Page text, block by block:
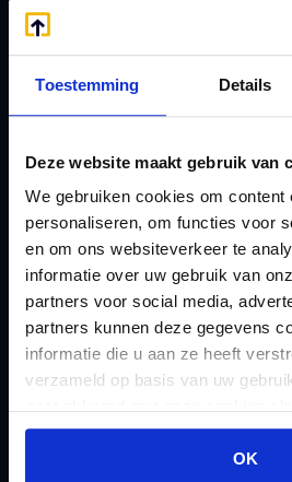
Toestemming Details
Deze website maakt gebruik van
We gebruiken cookies om content
personaliseren, om functies voor
en om ons websiteverkeer te
informatie over uw gebruik van
partners voor social media,
partners kunnen deze gegevens
informatie die u aan ze heeft
verzameld op basis van uw
gebruiken.
OK
eHerkenning voor uw
Stamrecht BV
Emigratie
Fiscale waardering
Flex BV oprichten of
omzetten
Geleidebiljet jaarstukken
2023
Geleidebiljet jaarstukken